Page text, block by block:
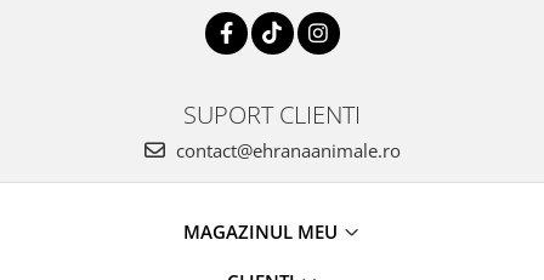
SUPORT CLIENTI
contact@ehranaanimale.ro
MAGAZINUL MEU